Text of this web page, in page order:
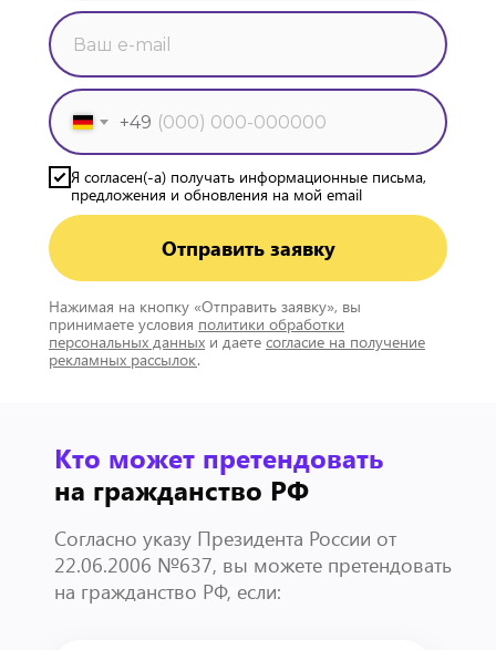
Нажимая на кнопку «Отправить заявку», вы
принимаете условия политики обработки
персональных данных и даете согласие на получение
рекламных рассылок.
+49
Я согласен(-а) получать информационные письма,
предложения и обновления на мой email
Отправить заявку
Кто может претендовать
на гражданство РФ
Согласно указу Президента России от
22.06.2006 №637, вы можете претендовать
на гражданство РФ, если: